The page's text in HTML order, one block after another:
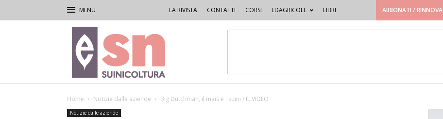
LA RIVISTA CONTATTI CORSI EDAGRICOLE LIBRI ABBONATI / RINNOVA
Rivista
di
Suinicoltura
Home Notizie dalle aziende Big Dutchman, il mais e i suini / IL VIDEO
Notizie dalle aziende